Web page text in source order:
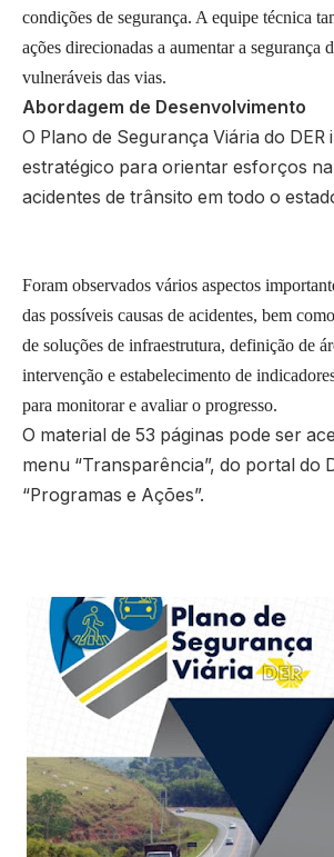
condições de segurança. A equipe técnica
ações direcionadas a aumentar a segurança
vulneráveis das vias.
Abordagem de Desenvolvimento
O Plano de Segurança Viária do
estratégico para orientar esforços
acidentes de trânsito em todo o
Foram observados vários aspectos
das possíveis causas de acidentes, bem
de soluções de infraestrutura, definição de
intervenção e estabelecimento de
para monitorar e avaliar o progresso.
O material de 53 páginas pode ser
menu “Transparência”, do portal do
“Programas e Ações”.